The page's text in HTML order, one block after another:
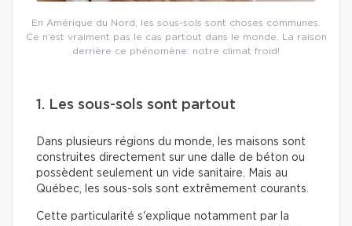
En Amérique du Nord, les sous-sols sont choses communes.
Ce n’est vraiment pas le cas partout dans le monde. La raison
derrière ce phénomène: notre climat froid!
1. Les sous-sols sont partout
Dans plusieurs régions du monde, les maisons sont
construites directement sur une dalle de béton ou
possèdent seulement un vide sanitaire. Mais au
Québec, les sous-sols sont extrêmement courants.
Cette particularité s'explique notamment par la